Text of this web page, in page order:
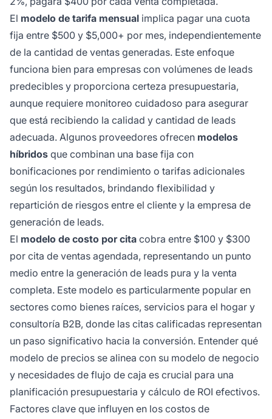
El modelo de tarifa mensual implica pagar una cuota
fija entre $500 y $5,000+ por mes, independientemente
de la cantidad de ventas generadas. Este enfoque
funciona bien para empresas con volúmenes de leads
predecibles y proporciona certeza presupuestaria,
aunque requiere monitoreo cuidadoso para asegurar
que está recibiendo la calidad y cantidad de leads
adecuada. Algunos proveedores ofrecen modelos
híbridos que combinan una base fija con
bonificaciones por rendimiento o tarifas adicionales
según los resultados, brindando flexibilidad y
repartición de riesgos entre el cliente y la empresa de
generación de leads.
El modelo de costo por cita cobra entre $100 y $300
por cita de ventas agendada, representando un punto
medio entre la generación de leads pura y la venta
completa. Este modelo es particularmente popular en
sectores como bienes raíces, servicios para el hogar y
consultoría B2B, donde las citas calificadas representan
un paso significativo hacia la conversión. Entender qué
modelo de precios se alinea con su modelo de negocio
y necesidades de flujo de caja es crucial para una
planificación presupuestaria y cálculo de ROI efectivos.
Factores clave que influyen en los costos de